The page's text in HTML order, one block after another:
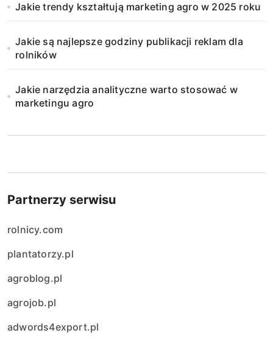
Jakie trendy kształtują marketing agro w 2025 roku
Jakie są najlepsze godziny publikacji reklam dla
rolników
Jakie narzędzia analityczne warto stosować w
marketingu agro
Partnerzy serwisu
rolnicy.com
plantatorzy.pl
agroblog.pl
agrojob.pl
adwords4export.pl